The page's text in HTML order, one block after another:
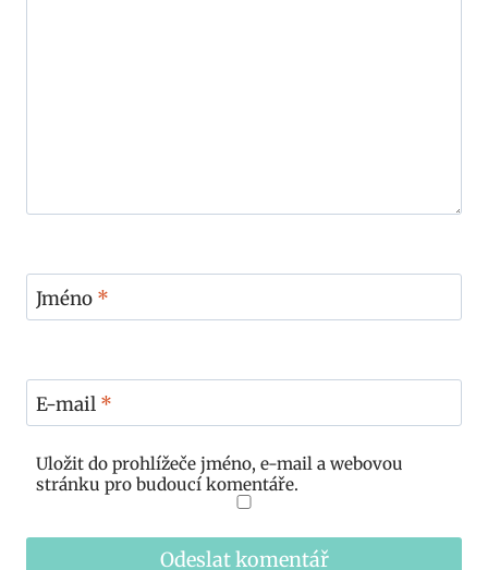
Jméno *
E-mail *
Uložit do prohlížeče jméno, e-mail a webovou
stránku pro budoucí komentáře.